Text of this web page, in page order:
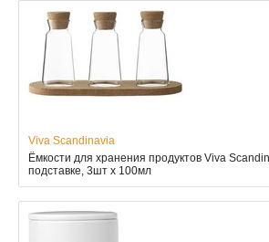
Viva Scandinavia
Ёмкости для хранения продуктов Viva
подставке, 3шт x 100мл